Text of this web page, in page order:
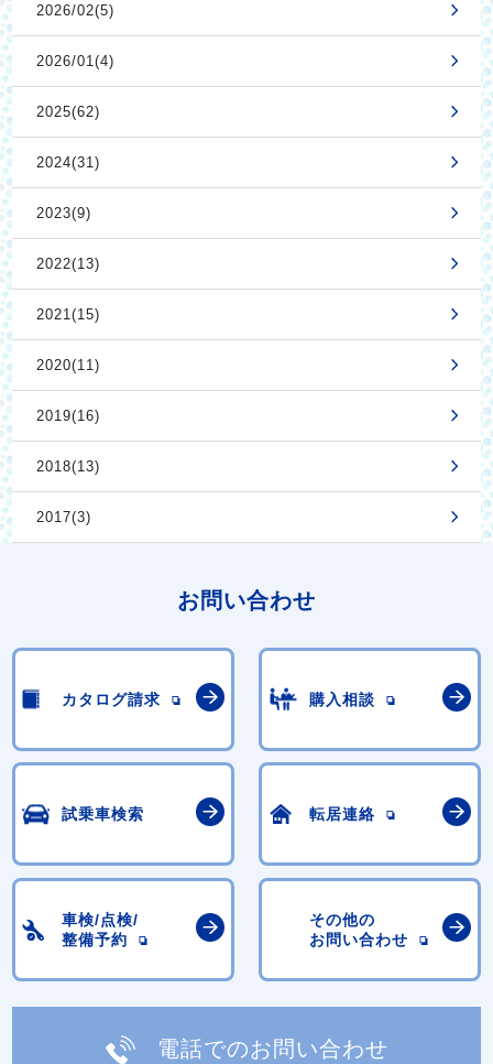
2026/02(5)
2026/01(4)
2025(62)
2024(31)
2023(9)
2022(13)
2021(15)
2020(11)
2019(16)
2018(13)
2017(3)
お問い合わせ
カタログ請求 購入相談
試乗車検索 転居連絡
車検/点検/
整備予約
その他の
お問い合わせ
電話でのお問い合わせ